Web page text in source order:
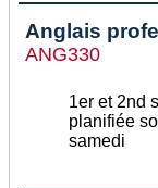
Anglais
ANG330
1er et 2nd
planifiée
samedi